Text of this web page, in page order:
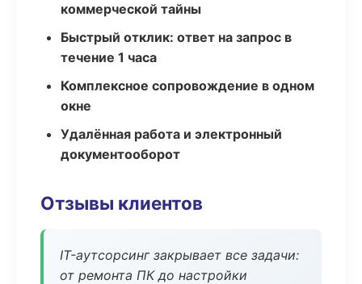
коммерческой тайны
Быстрый отклик: ответ на запрос в
течение 1 часа
Комплексное сопровождение в одном
окне
Удалённая работа и электронный
документооборот
Отзывы клиентов
IT-аутсорсинг закрывает все задачи:
от ремонта ПК до настройки